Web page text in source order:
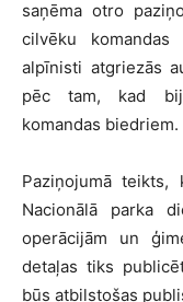
saņēma otro
cilvēku
alpīnisti atgriezās
pēc tam, kad
komandas biedriem.
Paziņojumā
Nacionālā parka
operācijām un
detaļas tiks
būs atbilstošas